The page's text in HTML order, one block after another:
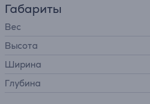
Габариты
Вес
Высота
Ширина
Глубина